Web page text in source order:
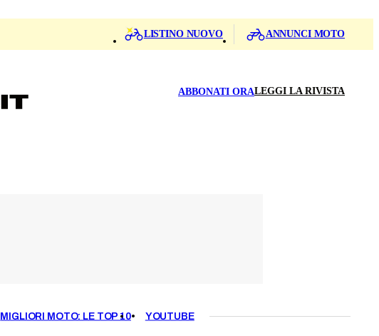
LISTINO NUOVO ANNUNCI MOTO
ABBONATI ORALEGGI LA RIVISTA
MIGLIORI MOTO: LE TOP 10 YOUTUBE